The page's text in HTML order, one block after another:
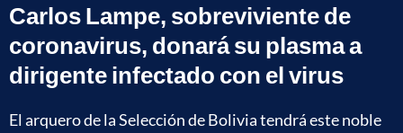
Carlos Lampe, sobreviviente de
coronavirus, donará su plasma a
dirigente infectado con el virus
El arquero de la Selección de Bolivia tendrá este noble